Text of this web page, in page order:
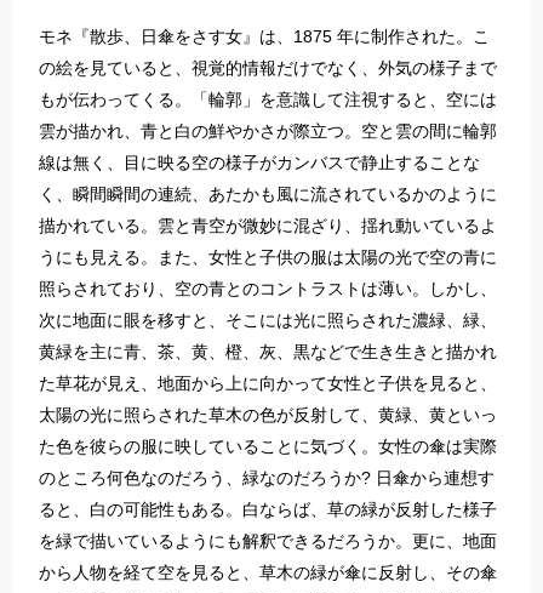
モネ『散歩、日傘をさす女』は、1875 年に制作された。こ
の絵を見ていると、視覚的情報だけでなく、外気の様子まで
もが伝わってくる。「輪郭」を意識して注視すると、空には
雲が描かれ、青と白の鮮やかさが際立つ。空と雲の間に輪郭
線は無く、目に映る空の様子がカンバスで静止することな
く、瞬間瞬間の連続、あたかも風に流されているかのように
描かれている。雲と青空が微妙に混ざり、揺れ動いているよ
うにも見える。また、女性と子供の服は太陽の光で空の青に
照らされており、空の青とのコントラストは薄い。しかし、
次に地面に眼を移すと、そこには光に照らされた濃緑、緑、
黄緑を主に青、茶、黄、橙、灰、黒などで生き生きと描かれ
た草花が見え、地面から上に向かって女性と子供を見ると、
太陽の光に照らされた草木の色が反射して、黄緑、黄といっ
た色を彼らの服に映していることに気づく。女性の傘は実際
のところ何色なのだろう、緑なのだろうか? 日傘から連想す
ると、白の可能性もある。白ならば、草の緑が反射した様子
を緑で描いているようにも解釈できるだろうか。更に、地面
から人物を経て空を見ると、草木の緑が傘に反射し、その傘